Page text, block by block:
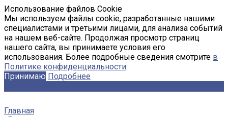
Использование файлов Cookie
Мы используем файлы cookie, разработанные нашими
специалистами и третьими лицами, для анализа событий
на нашем веб-сайте. Продолжая просмотр страниц
нашего сайта, вы принимаете условия его
использования. Более подробные сведения смотрите в
Политике конфиденциальности.
Принимаю Подробнее
Главная